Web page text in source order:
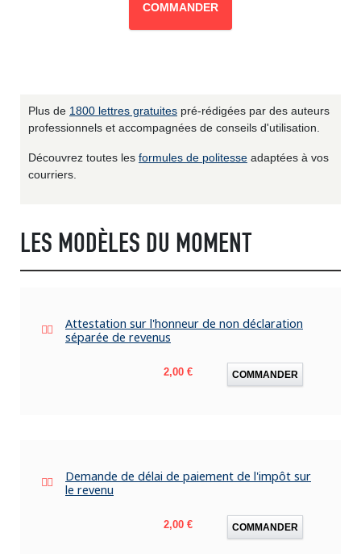
COMMANDER
Plus de 1800 lettres gratuites pré-rédigées par des auteurs
professionnels et accompagnées de conseils d'utilisation.
Découvrez toutes les formules de politesse adaptées à vos
courriers.
LES MODÈLES DU MOMENT
Attestation sur l'honneur de non déclaration
séparée de revenus
Prix
2,00 € COMMANDER
Demande de délai de paiement de l'impôt sur
le revenu
Prix
2,00 € COMMANDER